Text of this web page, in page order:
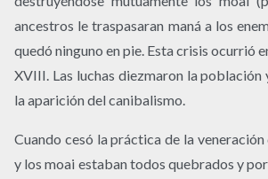
ancestros le traspasaran maná a los
quedó ninguno en pie. Esta crisis ocurrió
XVIII. Las luchas diezmaron la
la aparición del canibalismo.
Cuando cesó la práctica de la
y los moai estaban todos quebrados y